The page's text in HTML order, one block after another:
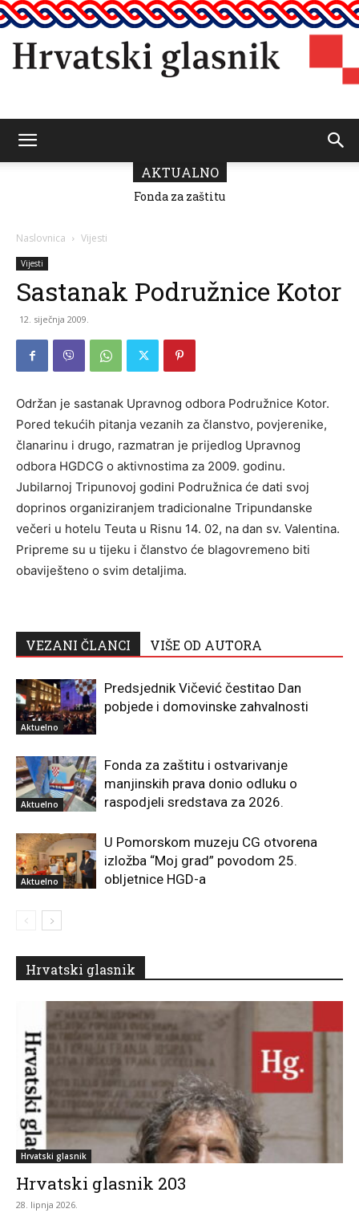
AKTUALNO
Fonda za zaštitu
2026.
Naslovnica Vijesti
Vijesti
Sastanak Podružnice Kotor
12. siječnja 2009.
Održan je sastanak Upravnog odbora Podružnice Kotor.
Pored tekućih pitanja vezanih za članstvo, povjerenike,
članarinu i drugo, razmatran je prijedlog Upravnog
odbora HGDCG o aktivnostima za 2009. godinu.
Jubilarnoj Tripunovoj godini Podružnica će dati svoj
doprinos organiziranjem tradicionalne Tripundanske
večeri u hotelu Teuta u Risnu 14. 02, na dan sv. Valentina.
Pripreme su u tijeku i članstvo će blagovremeno biti
obaviješteno o svim detaljima.
VEZANI ČLANCI VIŠE OD AUTORA
Aktuelno
Predsjednik Vičević čestitao Dan
pobjede i domovinske zahvalnosti
Aktuelno
Fonda za zaštitu i ostvarivanje
manjinskih prava donio odluku o
raspodjeli sredstava za 2026.
Aktuelno
U Pomorskom muzeju CG otvorena
izložba “Moj grad” povodom 25.
obljetnice HGD-a
Hrvatski glasnik
Hrvatski glasnik
Hrvatski glasnik 203
28. lipnja 2026.